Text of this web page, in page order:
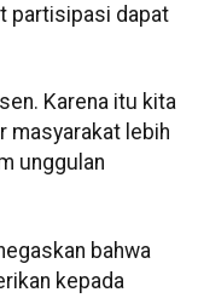
partisipasi dapat
Karena itu kita
masyarakat lebih
unggulan
bahwa
kepada